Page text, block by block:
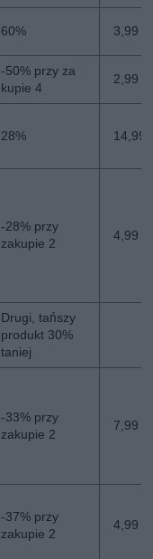
60% 3,99
-50% przy za
kupie 4
2,99
28% 14,99
-28% przy
zakupie 2
4,99
Drugi, tańszy
produkt 30%
taniej
-33% przy
zakupie 2
7,99
-37% przy
zakupie 2
4,99